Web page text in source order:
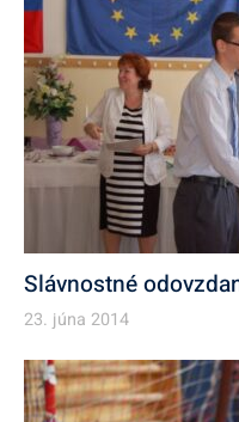
Slávnostné
23. júna 2014